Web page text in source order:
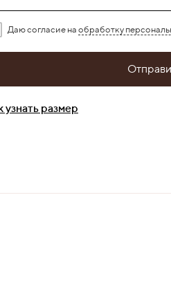
Даю согласие на обработку
узнать размер